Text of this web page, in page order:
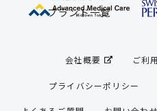
ブランド一覧
会社概要 ご利
プライバシーポリシー